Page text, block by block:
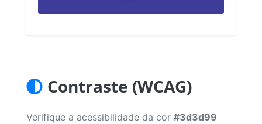
Contraste (WCAG)
Verifique a acessibilidade da cor #3d3d99